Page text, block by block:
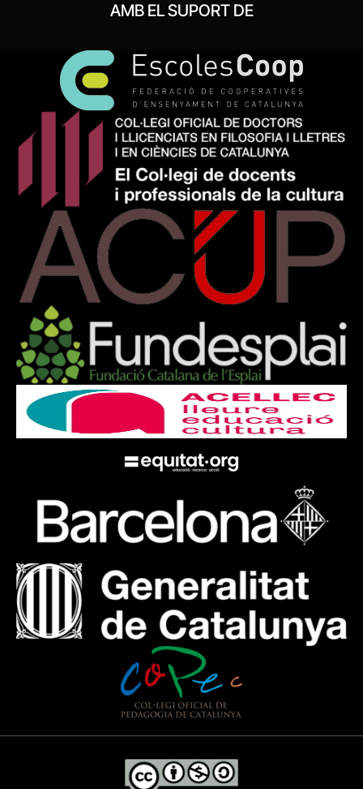
AMB EL SUPORT DE